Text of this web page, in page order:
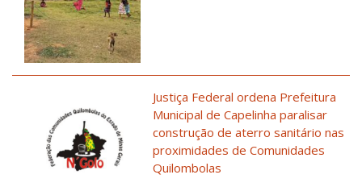
Justiça Federal ordena Prefeitura
Municipal de Capelinha paralisar
construção de aterro sanitário nas
proximidades de Comunidades
Quilombolas